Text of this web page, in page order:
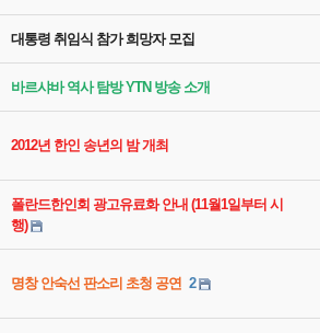
대통령 취임식 참가 희망자 모집
바르샤바 역사 탐방 YTN 방송 소개
2012년 한인 송년의 밤 개최
폴란드한인회 광고유료화 안내 (11월1일부터 시
행)
명창 안숙선 판소리 초청 공연 2